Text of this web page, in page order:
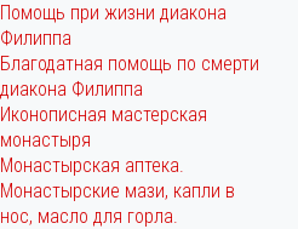
Помощь при жизни диакона
Филиппа
Благодатная помощь по смерти
диакона Филиппа
Иконописная мастерская
монастыря
Монастырская аптека.
Монастырские мази, капли в
нос, масло для горла.